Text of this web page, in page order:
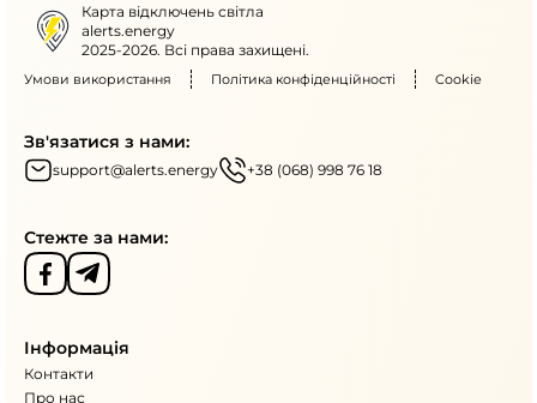
Карта відключень світла
alerts.energy
2025-2026. Всі права захищені.
Умови використання Політика конфіденційності Cookie
Зв'язатися з нами:
support@alerts.energy +38 (068) 998 76 18
Стежте за нами:
Інформація
Контакти
Про нас